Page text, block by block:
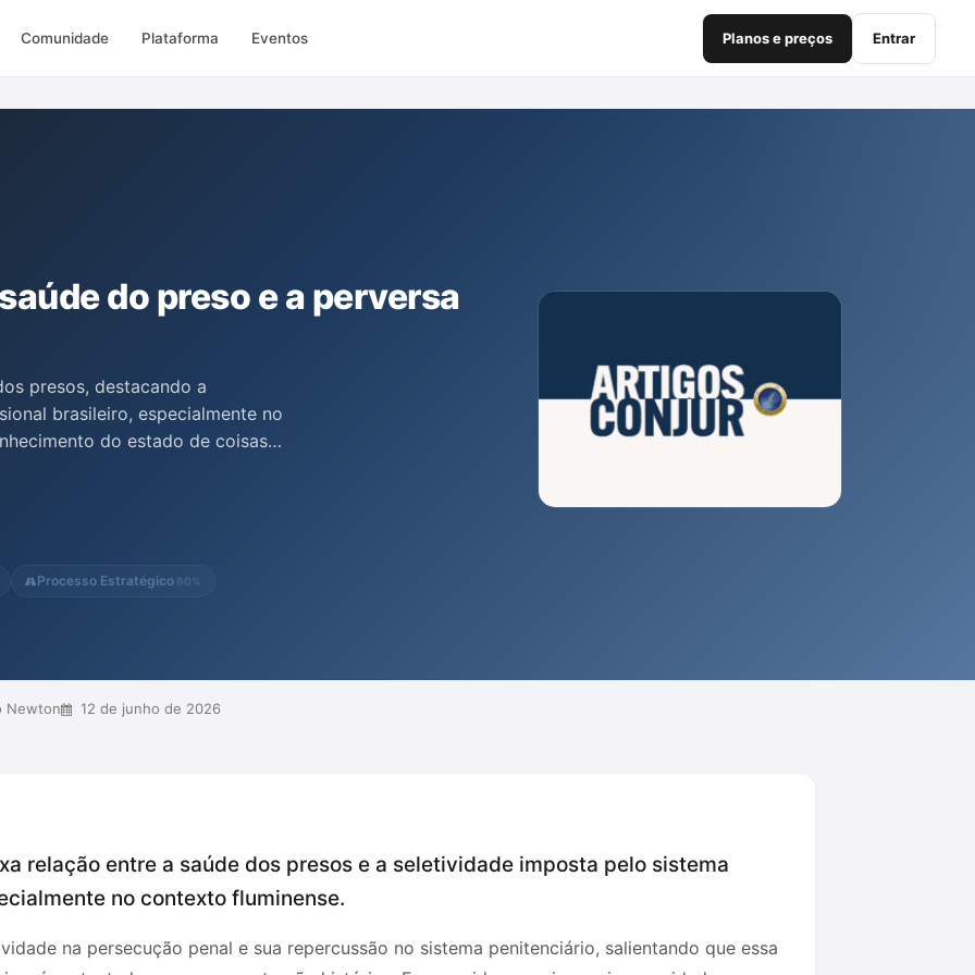
Comunidade Plataforma Eventos Planos e preços Entrar
do preso e a perversa
presos, destacando a
brasileiro, especialmente no
do estado de coisas
entre aqueles que podem
mercê de condições
Processo Estratégico 60%
Newton 12 de junho de 2026
relação entre a saúde dos presos e a seletividade imposta pelo sistema
no contexto fluminense.
na persecução penal e sua repercussão no sistema penitenciário, salientando que essa